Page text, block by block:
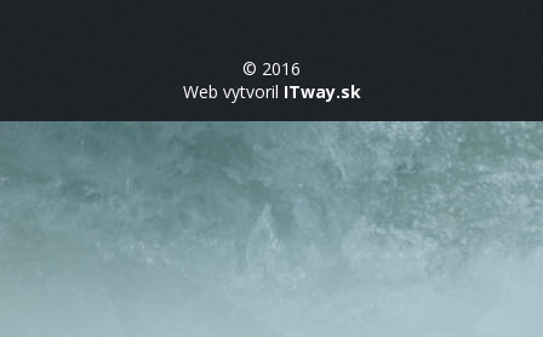
© 2016
Web vytvoril ITway.sk